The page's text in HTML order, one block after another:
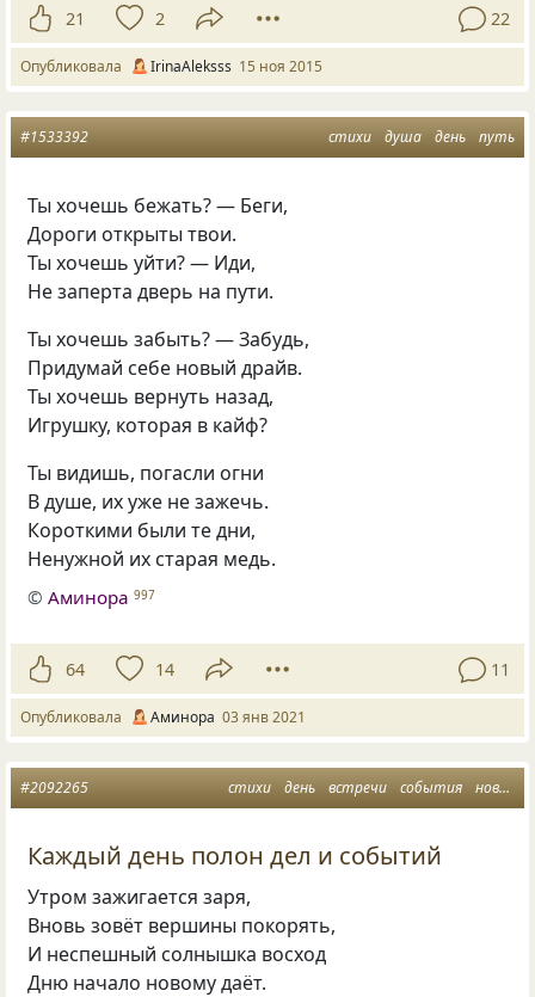
21 2 22
Опубликовала IrinaAleksss 15 ноя 2015
стихи душа день путь
#1533392
Ты хочешь бежать? — Беги,
Дороги открыты твои.
Ты хочешь уйти? — Иди,
Не заперта дверь на пути.
Ты хочешь забыть? — Забудь,
Придумай себе новый драйв.
Ты хочешь вернуть назад,
Игрушку, которая в кайф?
Ты видишь, погасли огни
В душе, их уже не зажечь.
Короткими были те дни,
Ненужной их старая медь.
©Аминора 997
64 14 11
Опубликовала Аминора 03 янв 2021
стихи день встречи события новый день
#2092265
Каждый день полон дел и событий
Утром зажигается заря,
Вновь зовёт вершины покорять,
И неспешный солнышка восход
Дню начало новому даёт.